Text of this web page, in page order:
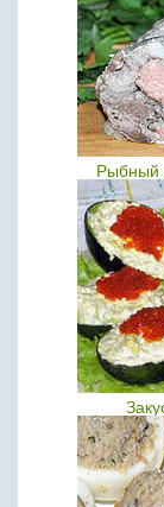
Рыбный